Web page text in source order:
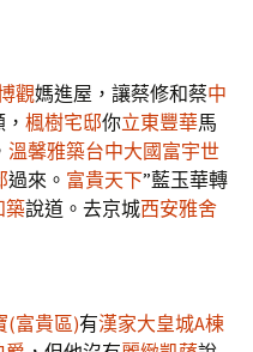
觀媽進屋，讓蔡修和蔡中
楓樹宅邸你立東豐華馬
溫馨雅築台中大國富宇世
過來。 富貴天下”藍玉華轉
築說道。去京城西安雅舍
(富貴區)有漢家大皇城A棟